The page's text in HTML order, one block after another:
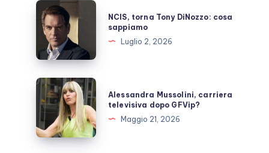
NCIS,
torna
Tony
DiNozzo:
cosa
sappiamo
NCIS, torna Tony DiNozzo: cosa
sappiamo
Luglio 2, 2026
Alessandra
Mussolini,
carriera
televisiva
dopo
Alessandra Mussolini, carriera
televisiva dopo GFVip?
Maggio 21, 2026